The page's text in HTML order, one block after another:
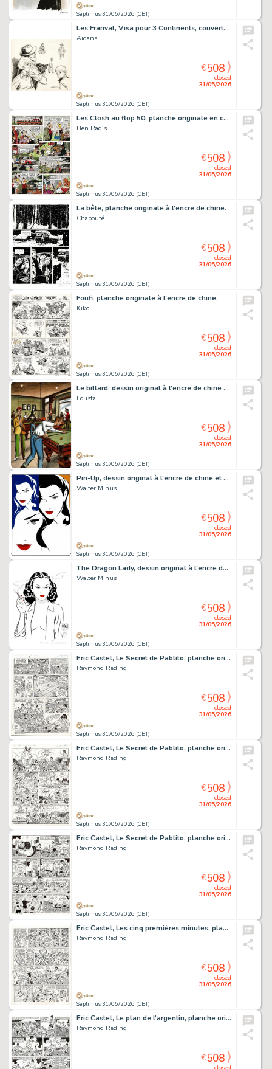
Septimus 31/05/2026 (CET)
Les Franval, Visa pour 3 Continents, couverture originale à l’encre de chine pour le journal Tintin n° 865 du 20 mai 1965.
Aidans
Septimus 31/05/2026 (CET)
closed
31/05/2026
€508
Les Closh au flop 50, planche originale en couleurs directes.
Ben Radis
Septimus 31/05/2026 (CET)
closed
31/05/2026
€508
La bête, planche originale à l’encre de chine.
Chabouté
Septimus 31/05/2026 (CET)
closed
31/05/2026
€508
Foufi, planche originale à l’encre de chine.
Kiko
Septimus 31/05/2026 (CET)
closed
31/05/2026
€508
Le billard, dessin original à l’encre de chine et à l’aquarelle.
Loustal
Septimus 31/05/2026 (CET)
closed
31/05/2026
€508
Pin-Up, dessin original à l’encre de chine et à l’aquarelle.
Walter Minus
Septimus 31/05/2026 (CET)
closed
31/05/2026
€508
The Dragon Lady, dessin original à l’encre de chine, au lavis et aux encres de couleurs en hommage à Milton Caniff.
Walter Minus
Septimus 31/05/2026 (CET)
closed
31/05/2026
€508
Eric Castel, Le Secret de Pablito, planche originale à l’encre de chine.
Raymond Reding
Septimus 31/05/2026 (CET)
closed
31/05/2026
€508
Eric Castel, Le Secret de Pablito, planche originale à l’encre de chine.
Raymond Reding
Septimus 31/05/2026 (CET)
closed
31/05/2026
€508
Eric Castel, Le Secret de Pablito, planche originale à l’encre de chine.
Raymond Reding
Septimus 31/05/2026 (CET)
closed
31/05/2026
€508
Eric Castel, Les cinq premières minutes, planche originale à l’encre de chine.
Raymond Reding
Septimus 31/05/2026 (CET)
closed
31/05/2026
€508
Eric Castel, Le plan de l’argentin, planche originale à l’encre de chine.
Raymond Reding
€508